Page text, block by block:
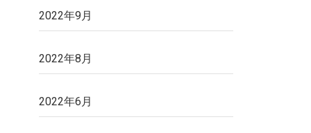
2022年9月
2022年8月
2022年6月